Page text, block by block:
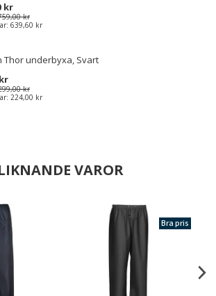
kr
kr
639,60 kr
Thor underbyxa, Svart
kr
224,00 kr
VAROR
Bra pris